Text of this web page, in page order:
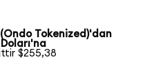
Tokenized)'dan
$255,38